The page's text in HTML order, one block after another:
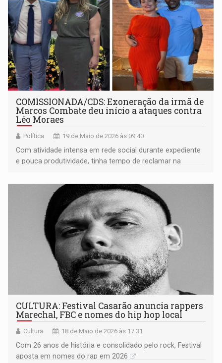
COMISSIONADA/CDS: Exoneração da irmã de
Marcos Combate deu início a ataques contra
Léo Moraes
Política 19 de Maio de 2026 às 09:40
Com atividade intensa em rede social durante expediente
e pouca produtividade, tinha tempo de reclamar na
CULTURA: Festival Casarão anuncia rappers
Marechal, FBC e nomes do hip hop local
Cultura 18 de Maio de 2026 às 17:31
Com 26 anos de história e consolidado pelo rock, Festival
aposta em nomes do rap em 2026